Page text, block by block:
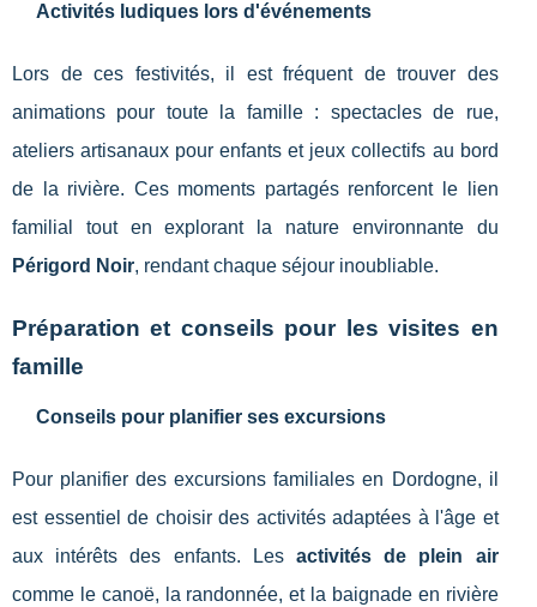
Activités ludiques lors d'événements
Lors de ces festivités, il est fréquent de trouver des
animations pour toute la famille : spectacles de rue,
ateliers artisanaux pour enfants et jeux collectifs au bord
de la rivière. Ces moments partagés renforcent le lien
familial tout en explorant la nature environnante du
Périgord Noir, rendant chaque séjour inoubliable.
Préparation et conseils pour les visites en
famille
Conseils pour planifier ses excursions
Pour planifier des excursions familiales en Dordogne, il
est essentiel de choisir des activités adaptées à l'âge et
aux intérêts des enfants. Les activités de plein air
comme le canoë, la randonnée, et la baignade en rivière